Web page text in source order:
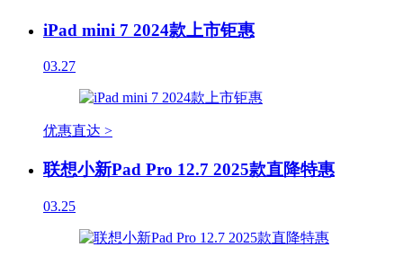
iPad mini 7 2024款上市钜惠
03.27
优惠直达 >
联想小新Pad Pro 12.7 2025款直降特惠
03.25